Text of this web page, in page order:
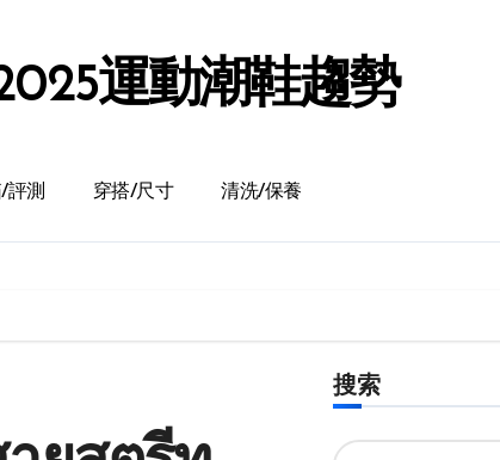
運動潮鞋趨勢
評測 穿搭/尺寸 清洗/保養
搜索